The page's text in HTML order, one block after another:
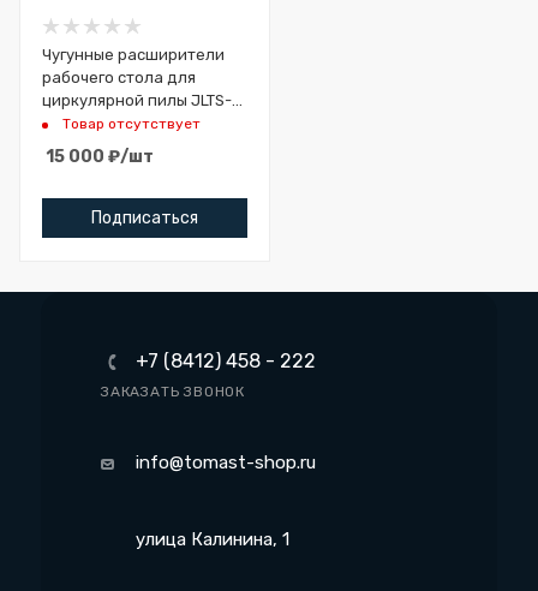
Чугунные расширители
рабочего стола для
циркулярной пилы JLTS-
10
Товар отсутствует
15 000 ₽/шт
Подписаться
+7 (8412) 458 - 222
ЗАКАЗАТЬ ЗВОНОК
info@tomast-shop.ru
улица Калинина, 1